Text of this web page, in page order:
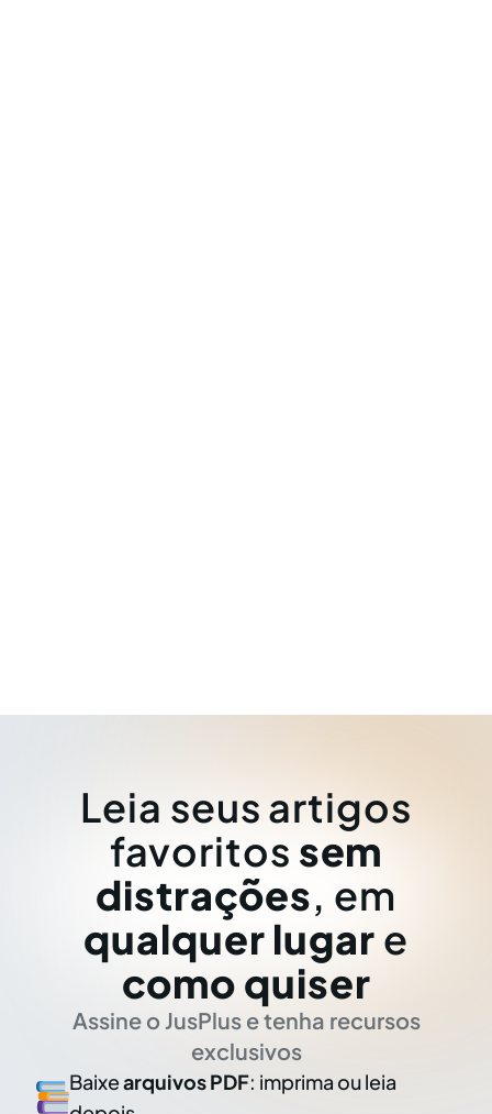
Leia seus artigos
favoritos sem
distrações, em
qualquer lugar e
como quiser
Assine o JusPlus e tenha recursos
exclusivos
Baixearquivos PDF: imprima ou leia